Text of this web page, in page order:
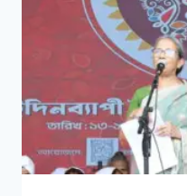
SCIENCE
REFREEZE
IT?